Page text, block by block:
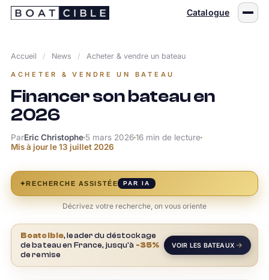
Passer
Catalogue
Accueil / News / Acheter & vendre un bateau
ACHETER & VENDRE UN BATEAU
Financer son bateau en
2026
ParEric Christophe5 mars 202616 min de lecture
Mis à jour le13 juillet 2026
✦RECHERCHE ASSISTÉE PAR IA
Décrivez votre recherche, on vous oriente
Boatcible, leader du déstockage
de bateau en France, jusqu'à -35%
de remise
VOIR LES BATEAUX